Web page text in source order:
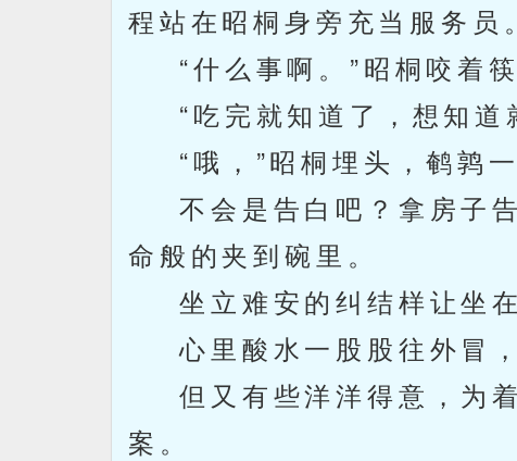
程站在昭桐身旁充当服务员。
“什么事啊。”昭桐咬着筷
“吃完就知道了，想知道
“哦，”昭桐埋头，鹌鹑一
不会是告白吧？拿房子告
命般的夹到碗里。
坐立难安的纠结样让坐在
心里酸水一股股往外冒，
但又有些洋洋得意，为着
案。